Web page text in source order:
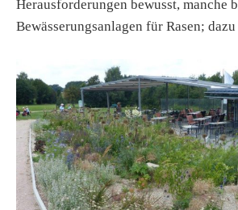
Herausforderungen bewusst, manche
Bewässerungsanlagen für Rasen; dazu